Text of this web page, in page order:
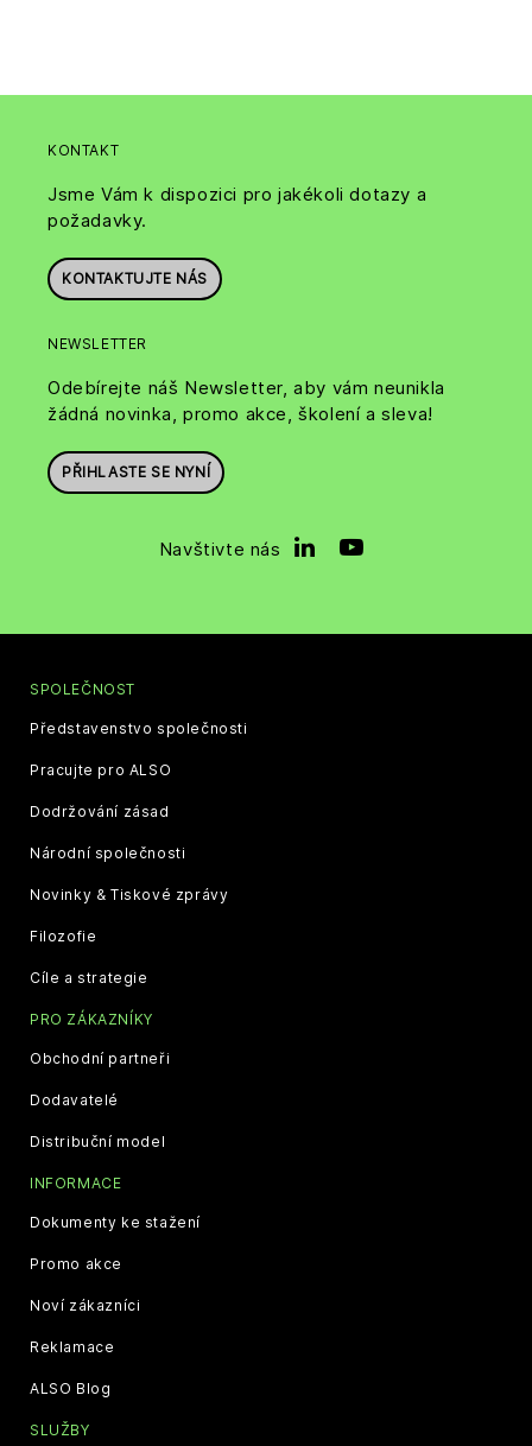
KONTAKT
Jsme Vám k dispozici pro jakékoli dotazy a
požadavky.
KONTAKTUJTE NÁS
NEWSLETTER
Odebírejte náš Newsletter, aby vám neunikla
žádná novinka, promo akce, školení a sleva!
PŘIHLASTE SE NYNÍ
Navštivte nás
SPOLEČNOST
Představenstvo společnosti
Pracujte pro ALSO
Dodržování zásad
Národní společnosti
Novinky & Tiskové zprávy
Filozofie
Cíle a strategie
PRO ZÁKAZNÍKY
Obchodní partneři
Dodavatelé
Distribuční model
INFORMACE
Dokumenty ke stažení
Promo akce
Noví zákazníci
Reklamace
ALSO Blog
SLUŽBY